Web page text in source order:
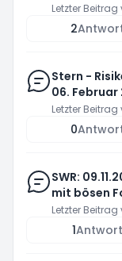
Letzter Beitrag
2
Stern -
06. Februar
Letzter Beitrag
0
SWR:
mit bösen
Letzter Beitrag
1